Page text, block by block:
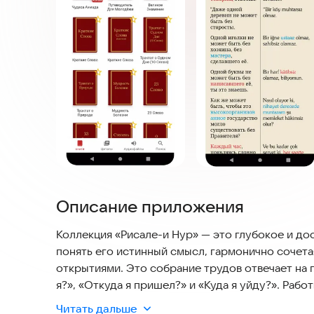
Описание приложения
Коллекция «Рисале-и Нур» — это глубокое и
понять его истинный смысл, гармонично
открытиями. Это собрание трудов отвечает
я?», «Откуда я пришел?» и «Куда я уйду?».
удовлетворить как потребности души, так и
Читать дальше